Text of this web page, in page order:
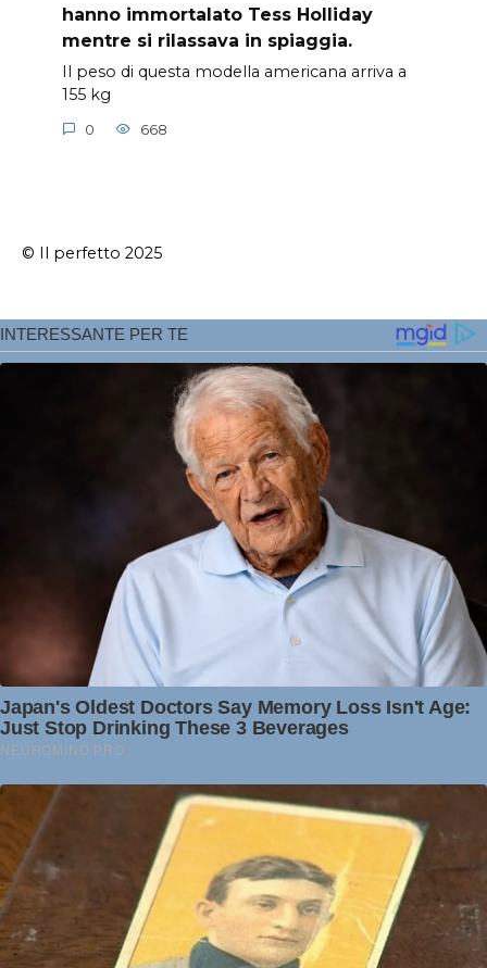
hanno immortalato Tess Holliday
mentre si rilassava in spiaggia.
Il peso di questa modella americana arriva a
155 kg
0 668
© Il perfetto 2025